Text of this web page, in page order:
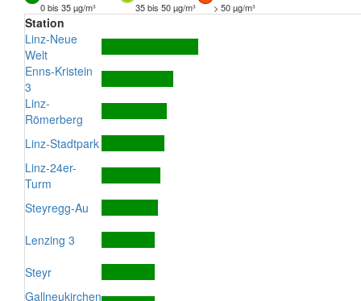
0 bis 35 µg/m³
35 bis 50 µg/m³ > 50 µg/m³
Station
Linz-Neue
Welt
Enns-Kristein
3
Linz-
Römerberg
Linz-Stadtpark
Linz-24er-
Turm
Steyregg-Au
Lenzing 3
Steyr
Gallneukirchen